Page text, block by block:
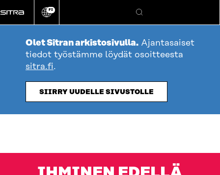
suoraan
sisältöön
Vaihda
kieli
FI
Hae
Olet Sitran arkistosivulla. Ajantasaiset
tiedot työstämme löydät osoitteesta
sitra.fi.
SIIRRY UUDELLE SIVUSTOLLE